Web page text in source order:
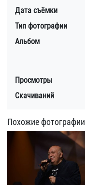
Дата съёмки
Тип фотографии
Альбом
Просмотры
Скачиваний
Похожие фотографии